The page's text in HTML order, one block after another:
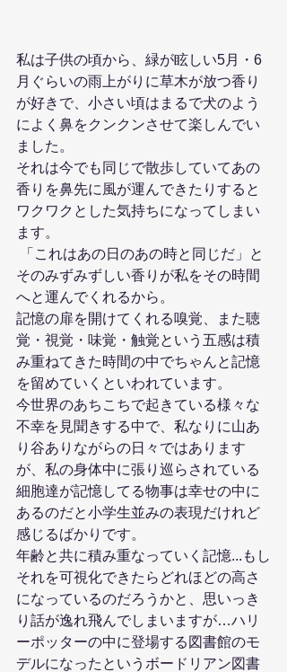
私は子供の頃から、緑が眩しい5月・6
月ぐらいの雨上がりに草木が放つ香り
が好きで、小さい頃はまるで犬のよう
によく鼻をクンクンさせて楽しんでい
ました。
それは今でも同じで散歩していてあの
香りを鼻先に風が運んできたりすると
ワクワクとした気持ちになってしまい
ます。
そのみずみずしい香りが私をその時間
へと運んでくれるから。
記憶の扉を開けてくれる嗅覚、また聴
覚・視覚・味覚・触覚という五感は積
み重ねてきた時間の中でちゃんと記憶
を留めていくといわれています。
今世界のあちこちで起きている様々な
不幸を見聞きする中で、私なりに山あ
り谷ありながらの日々ではあります
が、私の身体中に張り巡らされている
細胞達が記憶してる物事は幸せの中に
あるのだと小学生並みの表現だけれど
感じるばかりです。
年齢と共に積み重なっていく記憶...もし
それを可視化できたらどれほどの高さ
になっているのだろうかと、思いっき
り話が逸れ飛んでしまいますが…ハリ
ーポッターの中に登場する図書館のモ
デルになったというボードリアン図書